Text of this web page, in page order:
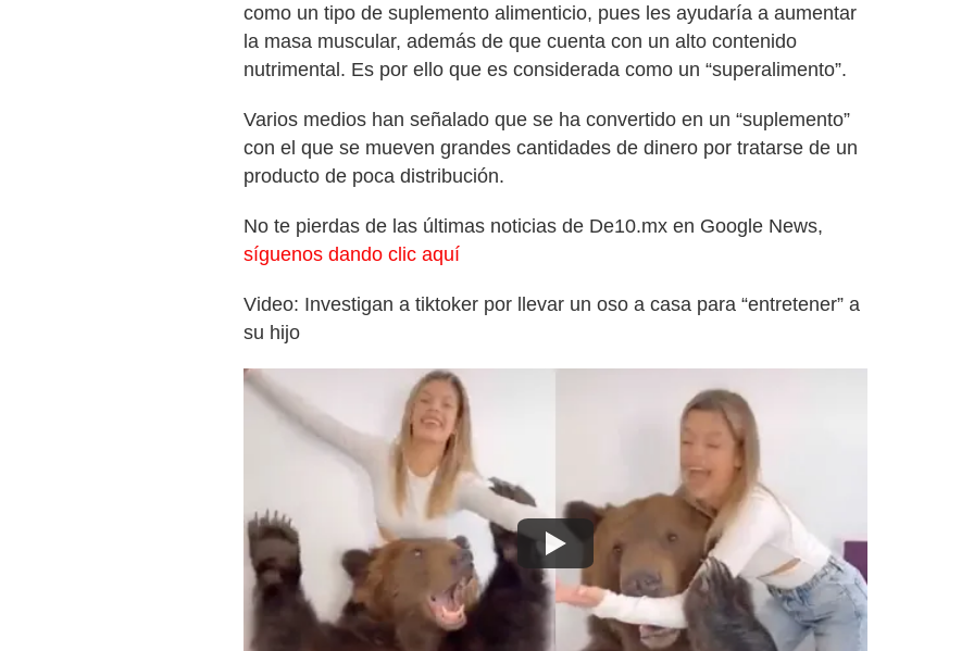
como un tipo de suplemento alimenticio, pues les ayudaría a aumentar
la masa muscular, además de que cuenta con un alto contenido
nutrimental. Es por ello que es considerada como un “superalimento”.
Varios medios han señalado que se ha convertido en un “suplemento”
con el que se mueven grandes cantidades de dinero por tratarse de un
producto de poca distribución.
No te pierdas de las últimas noticias de De10.mx en Google News,
síguenos dando clic aquí
Video: Investigan a tiktoker por llevar un oso a casa para “entretener” a
su hijo